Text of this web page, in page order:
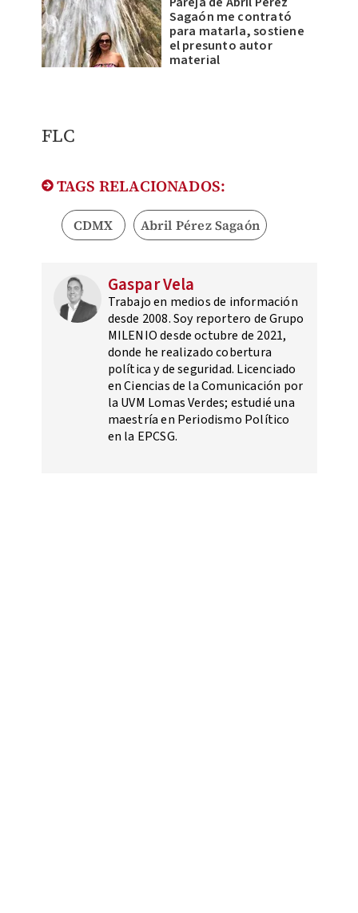
Sagaón me contrató
para matarla, sostiene
el presunto autor
material
FLC
TAGS RELACIONADOS:
CDMX Abril Pérez Sagaón
Gaspar Vela
Trabajo en medios de información
desde 2008. Soy reportero de Grupo
MILENIO desde octubre de 2021,
donde he realizado cobertura
política y de seguridad. Licenciado
en Ciencias de la Comunicación por
la UVM Lomas Verdes; estudié una
maestría en Periodismo Político
en la EPCSG.